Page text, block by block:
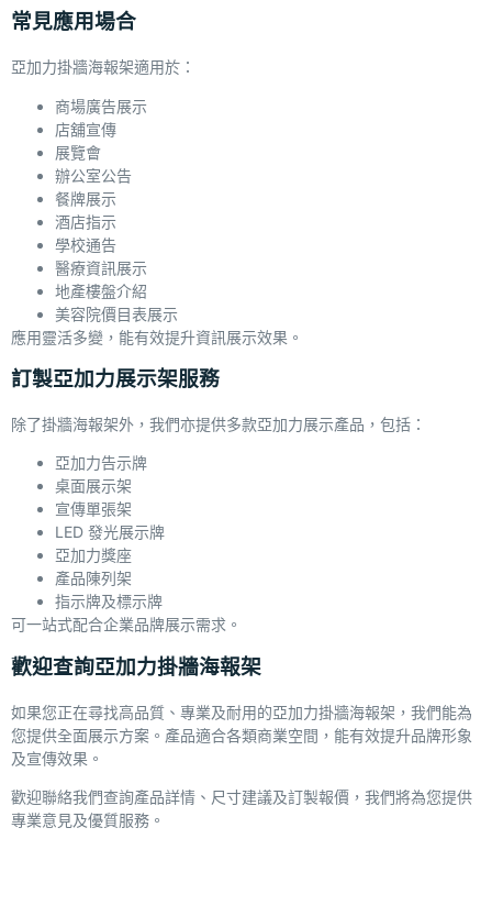
常見應用場合
亞加力掛牆海報架適用於：
商場廣告展示
店舖宣傳
展覽會
辦公室公告
餐牌展示
酒店指示
學校通告
醫療資訊展示
地產樓盤介紹
美容院價目表展示
應用靈活多變，能有效提升資訊展示效果。
訂製亞加力展示架服務
除了掛牆海報架外，我們亦提供多款亞加力展示產品，包括：
亞加力告示牌
桌面展示架
宣傳單張架
LED 發光展示牌
亞加力獎座
產品陳列架
指示牌及標示牌
可一站式配合企業品牌展示需求。
歡迎查詢亞加力掛牆海報架
如果您正在尋找高品質、專業及耐用的亞加力掛牆海報架，我們能為
您提供全面展示方案。產品適合各類商業空間，能有效提升品牌形象
及宣傳效果。
歡迎聯絡我們查詢產品詳情、尺寸建議及訂製報價，我們將為您提供
專業意見及優質服務。